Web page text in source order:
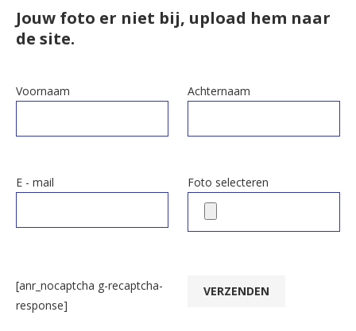
Jouw foto er niet bij, upload hem naar
de site.
Voornaam
E - mail
Achternaam
Foto selecteren
[anr_nocaptcha g-recaptcha-
response]